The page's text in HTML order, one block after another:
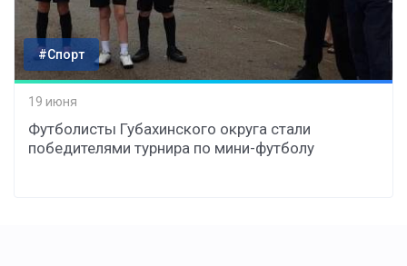
#Спорт
19 июня
Футболисты Губахинского округа стали
победителями турнира по мини-футболу